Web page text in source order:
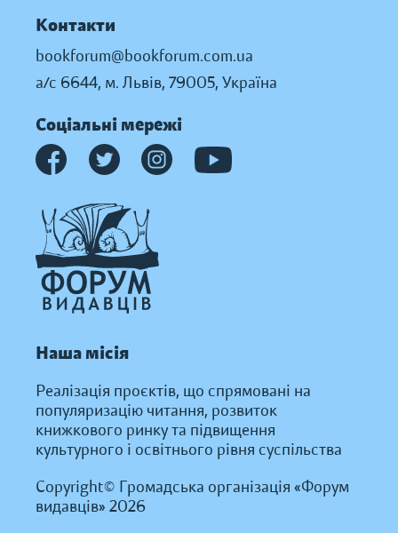
Контакти
bookforum@bookforum.com.ua
а/с 6644, м. Львів, 79005, Україна
Соціальні мережі
Наша місія
Реалізація проєктів, що спрямовані на
популяризацію читання, розвиток
книжкового ринку та підвищення
культурного і освітнього рівня суспільства
Copyright© Громадська організація «Форум
видавців» 2026